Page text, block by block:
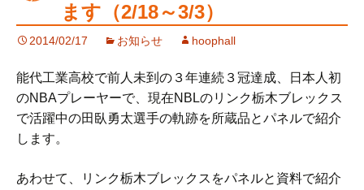
ツ
へ
ス
キ
プ
ます（2/18～3/3）
2014/02/17 お知らせ hoophall
能代工業高校で前人未到の３年連続３冠達成、日本人初
のNBAプレーヤーで、現在NBLのリンク栃木ブレックス
で活躍中の田臥勇太選手の軌跡を所蔵品とパネルで紹介
します。
あわせて、リンク栃木ブレックスをパネルと資料で紹介